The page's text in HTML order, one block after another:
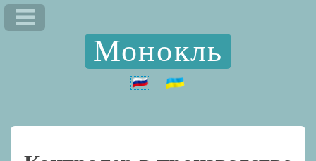
Монокль